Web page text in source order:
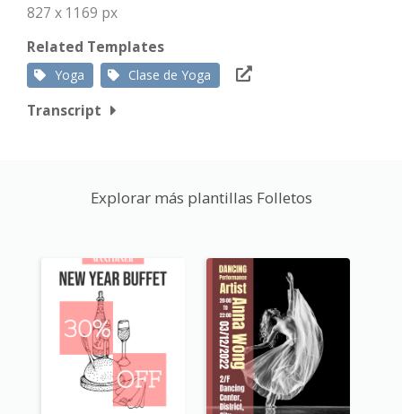
827 x 1169 px
Related Templates
Yoga Clase de Yoga
Transcript
Explorar más plantillas Folletos